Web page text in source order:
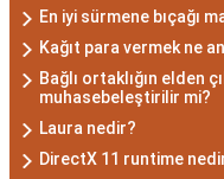
Akrep
Özellikleri:
Karizmatik
En iyi sürmene bıçağı
Kağıt para vermek ne
Bağlı ortaklığın elden
muhasebeleştirilir mi?
Laura nedir?
DirectX 11 runtime